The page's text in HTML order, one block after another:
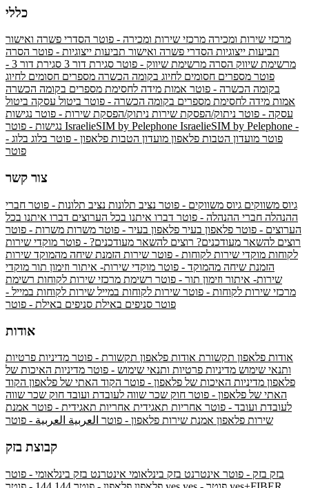
כללי
מרכזי שירות ומכירה מרכזי שירות ומכירה - פוטר הסדרי פשרה ואישור
תביעות ייצוגיות הסדרי פשרה ואישור תביעות ייצוגיות - פוטר הסרה
מרשימת שיווק הסרה מרשימת שיווק - פוטר סגירת דור 3
סגירת דור 3 -
פוטר מספרים חסומים לחיוג בקומה הכשרה מספרים חסומים לחיוג
בקומה הכשרה - פוטר אמות מידה לחסימת מספרים בקומה הכשרה
אמות מידה לחסימת מספרים בקומה הכשרה - פוטר ביטול עסקה ביטול
עסקה - פוטר ניתוק/הפסקת שירות ניתוק/הפסקת שירות - פוטר נגישות
IsraelieSIM by Pelephone IsraelieSIM by Pelephone -
פוטר מועדון הטבות פלאפון מועדון הטבות פלאפון - פוטר בלוג בלוג -
פוטר
צור קשר
גיוס משווקים גיוס משווקים - פוטר נציב תלונות נציב תלונות - פוטר חברי
ההנהלה חברי ההנהלה - פוטר דברו איתנו בכל הערוצים דברו איתנו בכל
הערוצים - פוטר פלאפון בעיר פלאפון בעיר - פוטר משרות משרות - פוטר
רוצים להשאר מעודכנים? רוצים להשאר מעודכנים? - פוטר מוקדי שירות
לקוחות מוקדי שירות לקוחות - פוטר שירות הזמנת שיחה מהמוקד שירות
הזמנת שיחה מהמוקד - פוטר מוקדי שירות- איתור וזימון תור מוקדי
שירות- איתור וזימון תור - פוטר רשימת מרכזי שירות לקוחות רשימת
מרכזי שירות לקוחות - פוטר שירות לקוחות במייל שירות לקוחות במייל -
פוטר סניפים באילת סניפים באילת - פוטר
אודות
אודות פלאפון תקשורת אודות פלאפון תקשורת - פוטר מדיניות פרטיות
ותנאי שימוש מדיניות פרטיות ותנאי שימוש - פוטר מדיניות האיכות של
פלאפון מדיניות האיכות של פלאפון - פוטר הקוד האתי של פלאפון הקוד
האתי של פלאפון - פוטר חוק שכר שווה לעובדת ועובד חוק שכר שווה
לעובדת ועובד - פוטר אחריות תאגידית אחריות תאגידית - פוטר אמנת
שירות פלאפון אמנת שירות פלאפון - פוטר العربية العربية - פוטר
קבוצת בזק
בזק בזק - פוטר אינטרנט בזק בינלאומי אינטרנט בזק בינלאומי - פוטר